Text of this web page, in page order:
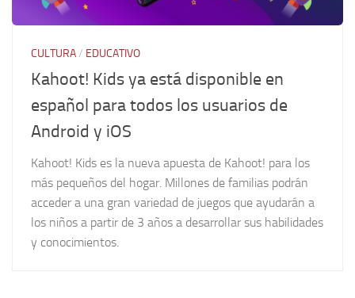
CULTURA/ EDUCATIVO
Kahoot! Kids ya está disponible en
español para todos los usuarios de
Android y iOS
Kahoot! Kids es la nueva apuesta de Kahoot! para los
más pequeños del hogar. Millones de familias podrán
acceder a una gran variedad de juegos que ayudarán a
los niños a partir de 3 años a desarrollar sus habilidades
y conocimientos.